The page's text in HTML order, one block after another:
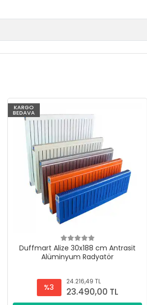
KARGO
BEDAVA
Duffmart Alize 30x188 cm Antrasit
Alüminyum Radyatör
%3
24.216,49 TL
23.490,00 TL